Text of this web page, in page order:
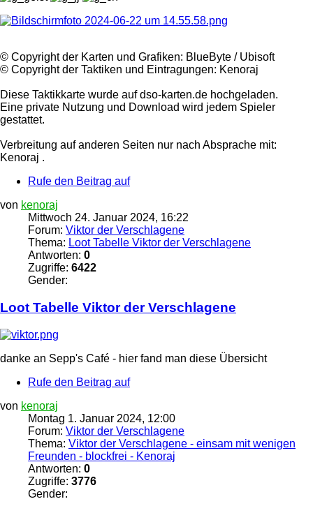
©️ Copyright der Karten und Grafiken: BlueByte / Ubisoft
©️ Copyright der Taktiken und Eintragungen: Kenoraj
Diese Taktikkarte wurde auf dso-karten.de hochgeladen.
Eine private Nutzung und Download wird jedem Spieler
gestattet.
Verbreitung auf anderen Seiten nur nach Absprache mit:
Kenoraj .
Rufe den Beitrag auf
von kenoraj
Mittwoch 24. Januar 2024, 16:22
Forum: Viktor der Verschlagene
Thema: Loot Tabelle Viktor der Verschlagene
Antworten: 0
Zugriffe: 6422
Gender:
Loot Tabelle ViktorderVerschlagene
danke an Sepp's Café - hier fand man diese Übersicht
Rufe den Beitrag auf
von kenoraj
Montag 1. Januar 2024, 12:00
Forum: Viktor der Verschlagene
Thema: Viktor der Verschlagene - einsam mit wenigen
Freunden - blockfrei - Kenoraj
Antworten: 0
Zugriffe: 3776
Gender: